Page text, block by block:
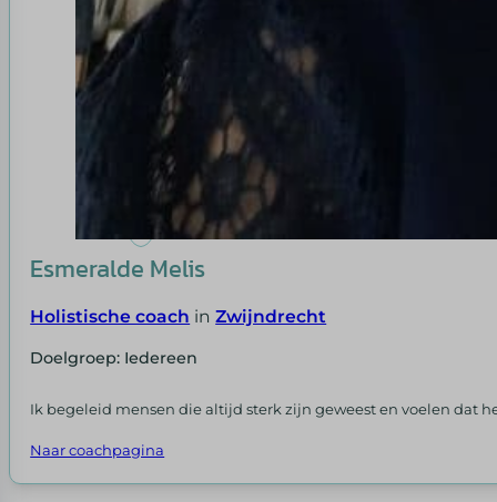
Esmeralde Melis
Holistische coach inZwijndrecht
Doelgroep: Iedereen
Ik begeleid mensen die altijd sterk zijn geweest en voelen dat
Naar coachpagina